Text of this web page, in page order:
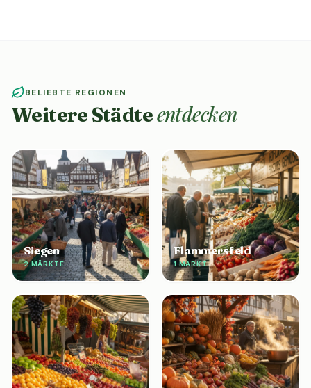
BELIEBTE REGIONEN
Weitere Städteentdecken
Siegen
2 MÄRKTE
Flammersfeld
1 MARKT